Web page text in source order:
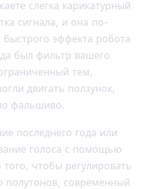
слегка карикатурный
сигнала, и она по-
эффекта робота
был фильтр вашего
тем,
двигать ползунок,
фальшиво.
последнего года или
голоса с помощью
чтобы регулировать
полутонов, современный